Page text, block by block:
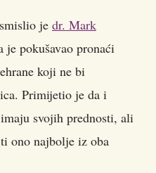
je dr. Mark
je pokušavao pronaći
koji ne bi
Primijetio je da i
svojih prednosti, ali
ono najbolje iz oba